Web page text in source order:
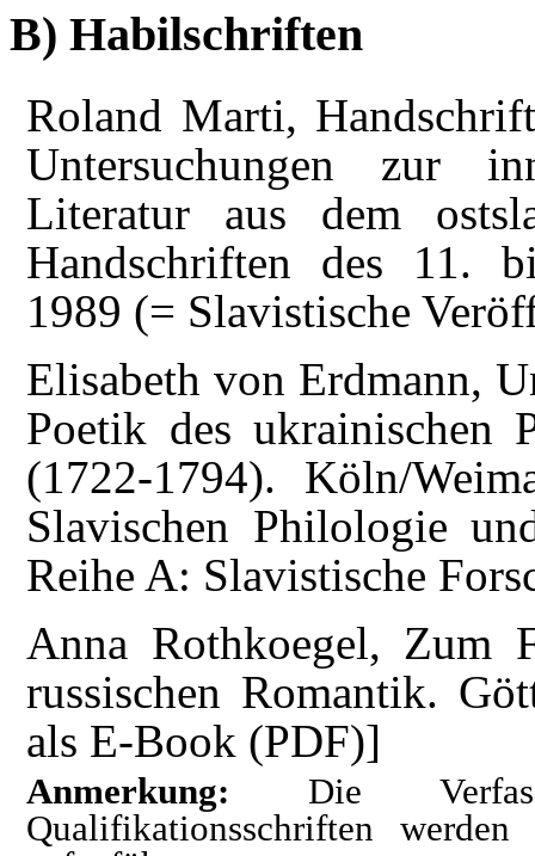
B) Habilschriften
Roland Marti,
Untersuchungen zur
Literatur aus dem
Handschriften des 11.
1989 (= Slavistische
Elisabeth von Erdmann,
Poetik des ukrainischen
(1722-1794). Köln/
Slavischen Philologie
Reihe A: Slavistische
Anna Rothkoegel, Zum
russischen Romantik.
als E-Book (PDF)]
Anmerkung: Die
Qualifikationsschriften